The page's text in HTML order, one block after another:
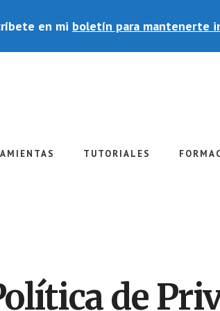
en mi boletín para mantenerte
TUTORIALES
de